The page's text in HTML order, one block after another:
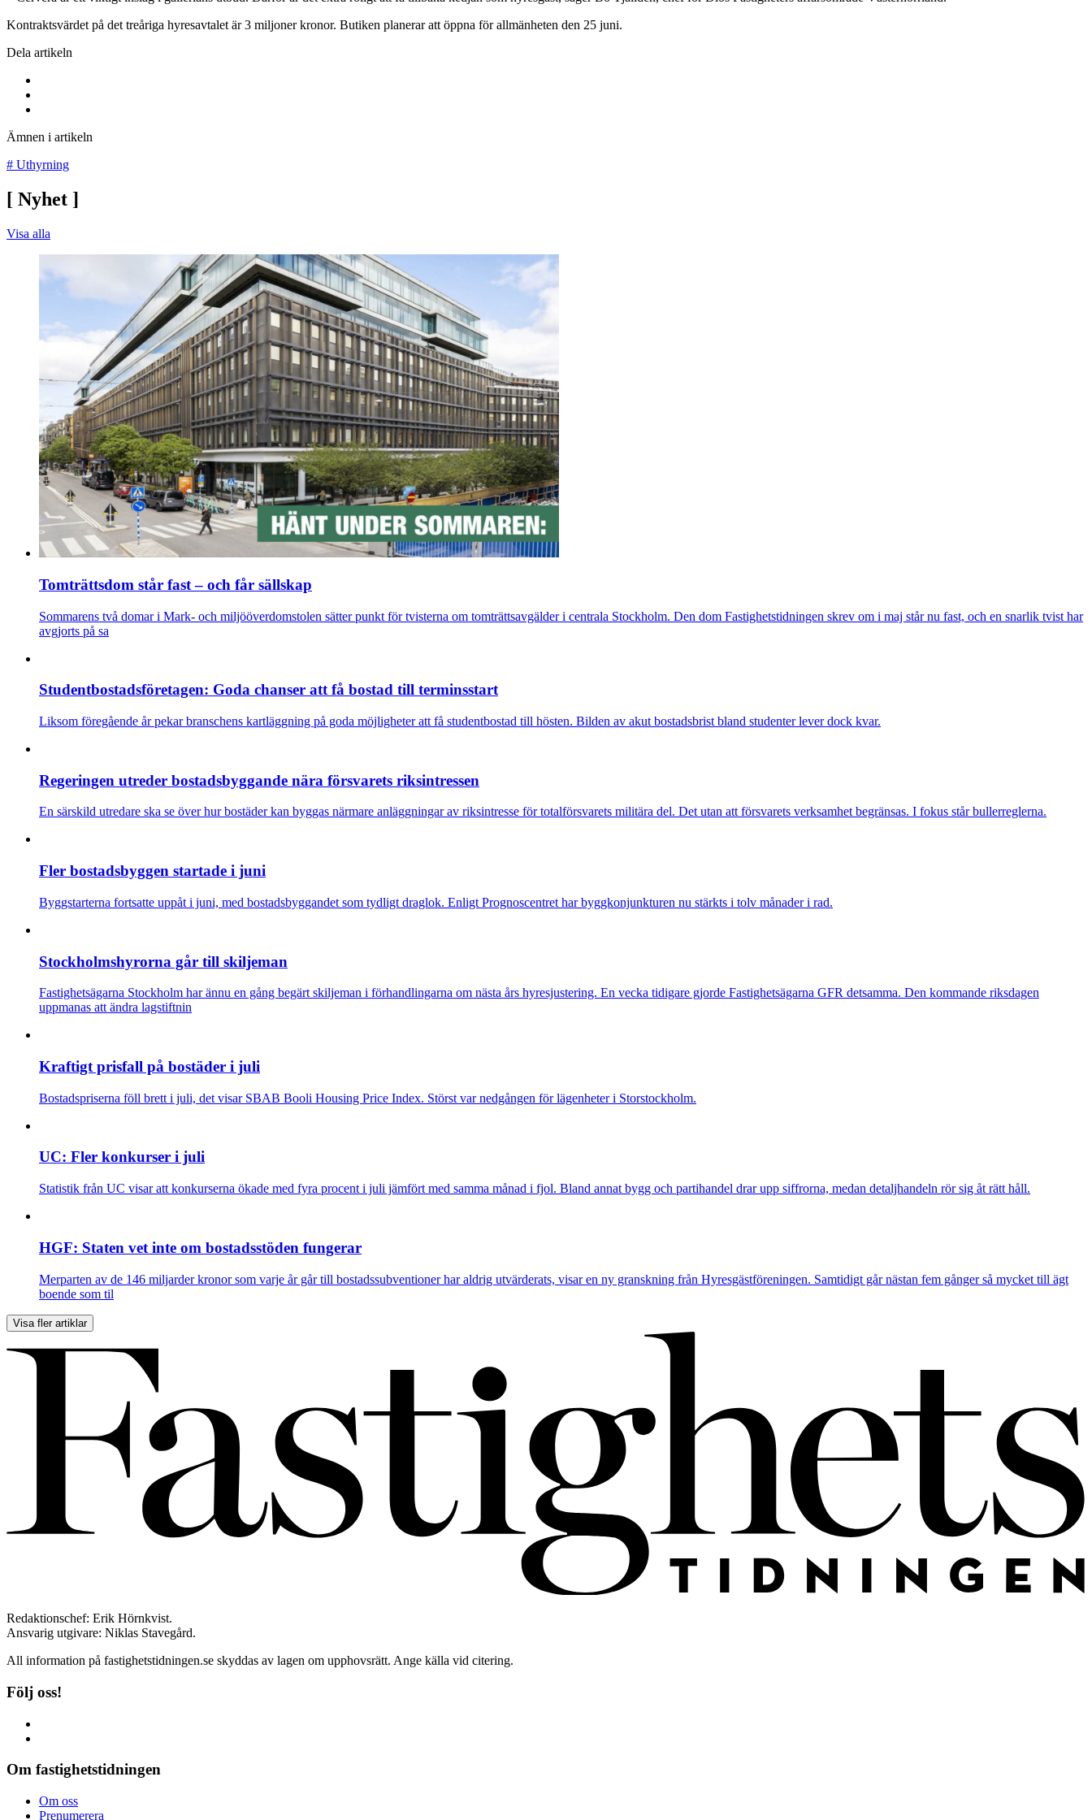
Kontraktsvärdet på det treåriga hyresavtalet är 3 miljoner kronor. Butiken planerar att öppna för allmänheten den 25 juni.
Dela artikeln
Ämnen i artikeln
# Uthyrning
[ Nyhet ]
Visa alla
Tomträttsdom står fast – och får sällskap
Sommarens två domar i Mark- och miljööverdomstolen sätter punkt för tvisterna om tomträttsavgälder i centrala Stockholm. Den dom Fastighetstidningen skrev om i maj står nu fast, och en snarlik tvist har
avgjorts på sa
Studentbostadsföretagen: Goda chanser att få bostad till terminsstart
Liksom föregående år pekar branschens kartläggning på goda möjligheter att få studentbostad till hösten. Bilden av akut bostadsbrist bland studenter lever dock kvar.
Regeringen utreder bostadsbyggande nära försvarets riksintressen
En särskild utredare ska se över hur bostäder kan byggas närmare anläggningar av riksintresse för totalförsvarets militära del. Det utan att försvarets verksamhet begränsas. I fokus står bullerreglerna.
Fler bostadsbyggen startade i juni
Byggstarterna fortsatte uppåt i juni, med bostadsbyggandet som tydligt draglok. Enligt Prognoscentret har byggkonjunkturen nu stärkts i tolv månader i rad.
Stockholmshyrorna går till skiljeman
Fastighetsägarna Stockholm har ännu en gång begärt skiljeman i förhandlingarna om nästa års hyresjustering. En vecka tidigare gjorde Fastighetsägarna GFR detsamma. Den kommande riksdagen
uppmanas att ändra lagstiftnin
Kraftigt prisfall på bostäder i juli
Bostadspriserna föll brett i juli, det visar SBAB Booli Housing Price Index. Störst var nedgången för lägenheter i Storstockholm.
UC: Fler konkurser i juli
Statistik från UC visar att konkurserna ökade med fyra procent i juli jämfört med samma månad i fjol. Bland annat bygg och partihandel drar upp siffrorna, medan detaljhandeln rör sig åt rätt håll.
HGF: Staten vet inte om bostadsstöden fungerar
Merparten av de 146 miljarder kronor som varje år går till bostadssubventioner har aldrig utvärderats, visar en ny granskning från Hyresgästföreningen. Samtidigt går nästan fem gånger så mycket till ägt
boende som til
Visa fler artiklar
Redaktionschef: Erik Hörnkvist.
Ansvarig utgivare: Niklas Stavegård.
All information på fastighetstidningen.se skyddas av lagen om upphovsrätt. Ange källa vid citering.
Följ oss!
Om fastighetstidningen
Om oss
Prenumerera